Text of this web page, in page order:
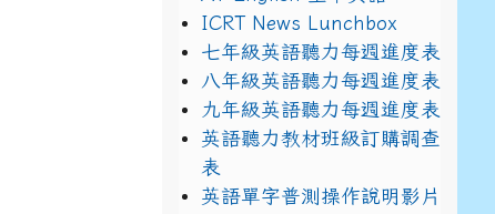
ICRT News Lunchbox
七年級英語聽力每週進度表
八年級英語聽力每週進度表
九年級英語聽力每週進度表
英語聽力教材班級訂購調查
表
英語單字普測操作說明影片